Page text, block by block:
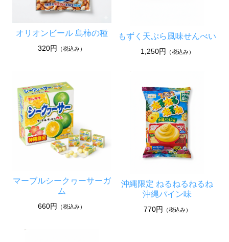
オリオンビール 島柿の種
320円 （税込み）
もずく天ぷら風味せんべい
1,250円 （税込み）
マーブルシークヮーサーガ
ム
660円 （税込み）
沖縄限定 ねるねるねるね
沖縄パイン味
770円 （税込み）